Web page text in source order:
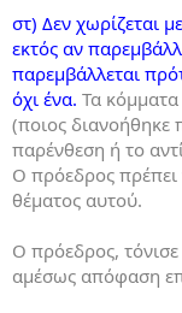
στ) Δεν χωρίζεται
εκτός αν
παρεμβάλλεται
όχι ένα. Τα
(ποιος διανοήθηκε
παρένθεση ή το
Ο πρόεδρος
θέματος αυτού.
Ο πρόεδρος,
αμέσως απόφαση